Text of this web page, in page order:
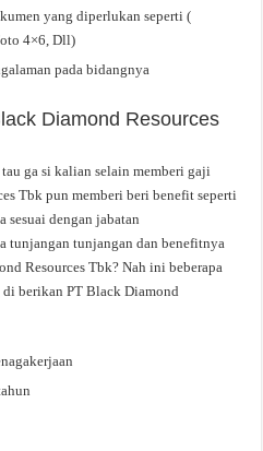
yang diperlukan seperti (
4×6, Dll)
pada bidangnya
Diamond Resources
ga si kalian selain memberi gaji
Tbk pun memberi beri benefit seperti
sesuai dengan jabatan
tunjangan tunjangan dan benefitnya
Resources Tbk? Nah ini beberapa
berikan PT Black Diamond